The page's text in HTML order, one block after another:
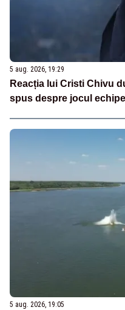
5 aug. 2026, 19:29
Reacția lui Cristi Chivu
spus despre jocul
5 aug. 2026, 19:05